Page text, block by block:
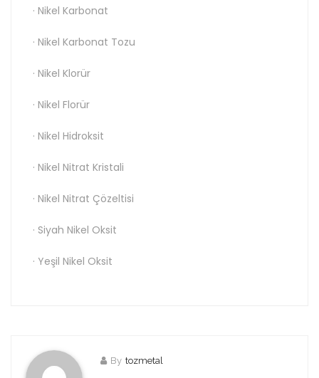
· Nikel Karbonat
· Nikel Karbonat Tozu
· Nikel Klorür
· Nikel Florür
· Nikel Hidroksit
· Nikel Nitrat Kristali
· Nikel Nitrat Çözeltisi
· Siyah Nikel Oksit
· Yeşil Nikel Oksit
By tozmetal